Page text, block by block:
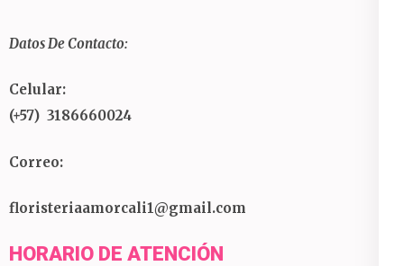
Datos De Contacto:
Celular:
(+57) 3186660024
Correo:
floristeriaamorcali1@gmail.com
HORARIO DE ATENCIÓN